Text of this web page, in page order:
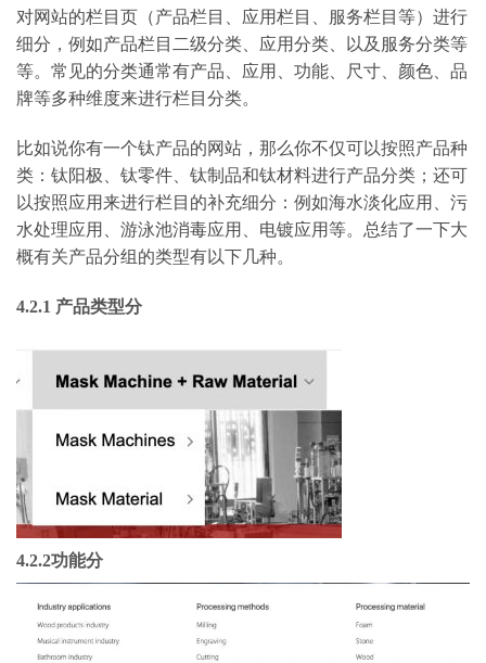
对网站的栏目页（产品栏目、应用栏目、服务栏目等）进行
细分，例如产品栏目二级分类、应用分类、以及服务分类等
等。常见的分类通常有产品、应用、功能、尺寸、颜色、品
牌等多种维度来进行栏目分类。
比如说你有一个钛产品的网站，那么你不仅可以按照产品种
类：钛阳极、钛零件、钛制品和钛材料进行产品分类；还可
以按照应用来进行栏目的补充细分：例如海水淡化应用、污
水处理应用、游泳池消毒应用、电镀应用等。总结了一下大
概有关产品分组的类型有以下几种。
4.2.1 产品类型分
4.2.2功能分